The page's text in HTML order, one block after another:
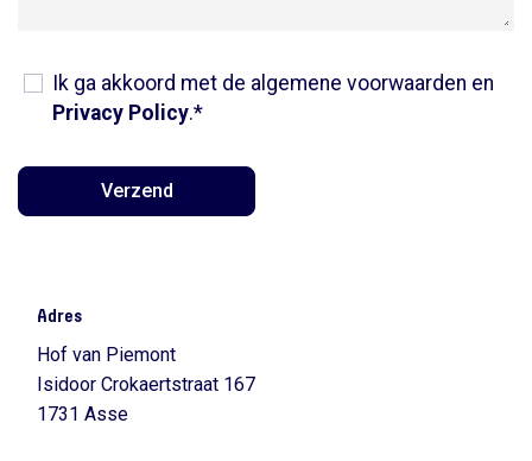
Ik ga akkoord met de algemene voorwaarden en
Privacy Policy.*
Verzend
Adres
Hof van Piemont
Isidoor Crokaertstraat 167
1731 Asse